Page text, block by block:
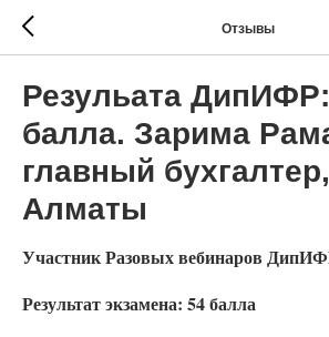
Отзывы
Резульата
балла. Зарима
главный бухгалтер,
Алматы
Участник Разовых вебинаров
Результат экзамена: 54 балла